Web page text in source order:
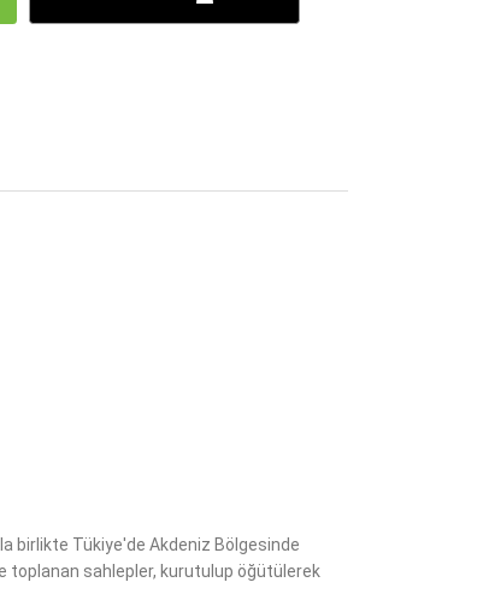
birlikte Tükiye'de Akdeniz Bölgesinde
toplanan sahlepler, kurutulup öğütülerek